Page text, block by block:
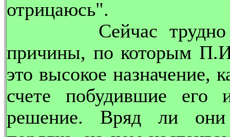
отрицаюсь".
Сейчас трудно
причины, по которым
это высокое назначение,
счете побудившие его
решение. Вряд ли они